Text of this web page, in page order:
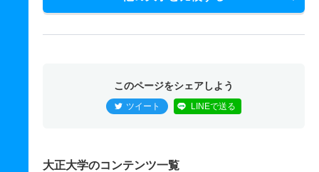
このページをシェアしよう
ツイート LINEで送る
大正大学のコンテンツ一覧